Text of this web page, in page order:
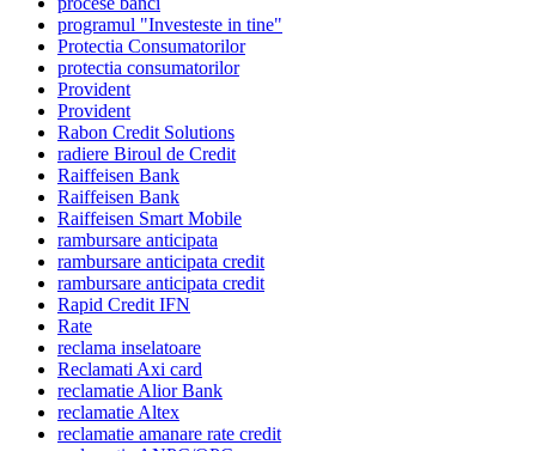
programul "Investeste in tine"
Protectia Consumatorilor
protectia consumatorilor
Provident
Provident
Rabon Credit Solutions
radiere Biroul de Credit
Raiffeisen Bank
Raiffeisen Bank
Raiffeisen Smart Mobile
rambursare anticipata
rambursare anticipata credit
rambursare anticipata credit
Rapid Credit IFN
Rate
reclama inselatoare
Reclamati Axi card
reclamatie Alior Bank
reclamatie Altex
reclamatie amanare rate credit